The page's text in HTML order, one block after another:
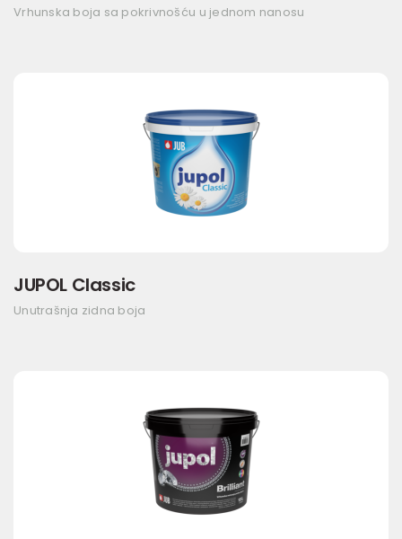
Vrhunska boja sa pokrivnošću u jednom nanosu
JUPOL Classic
Unutrašnja zidna boja